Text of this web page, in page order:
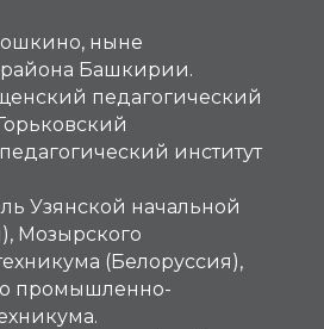
ныне
Башкирии.
педагогический
институт
Узянской начальной
Мозырского
(Белоруссия),
промышленно-